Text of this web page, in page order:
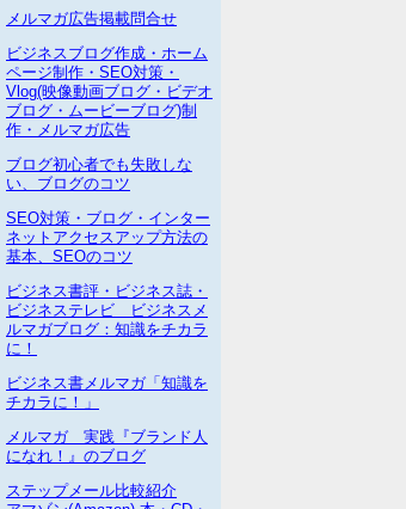
メルマガ広告掲載問合せ
ビジネスブログ作成・ホーム
ページ制作・SEO対策・
Vlog(映像動画ブログ・ビデオ
ブログ・ムービーブログ)制
作・メルマガ広告
ブログ初心者でも失敗しな
い、ブログのコツ
SEO対策・ブログ・インター
ネットアクセスアップ方法の
基本、SEOのコツ
ビジネス書評・ビジネス誌・
ビジネステレビ ビジネスメ
ルマガブログ：知識をチカラ
に！
ビジネス書メルマガ「知識を
チカラに！」
メルマガ 実践『ブランド人
になれ！』のブログ
ステップメール比較紹介